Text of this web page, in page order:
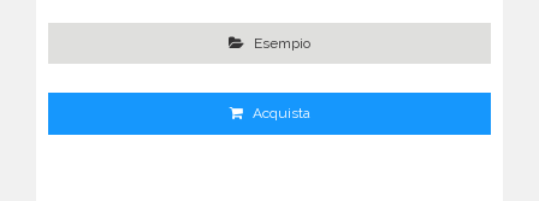
Esempio
Acquista